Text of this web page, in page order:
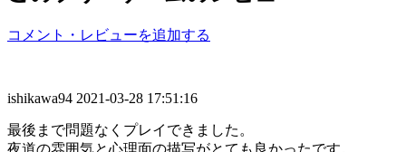
コメント・レビューを追加する
ishikawa94 2021-03-28 17:51:16
最後まで問題なくプレイできました。
夜道の雰囲気と心理面の描写がとても良かったです。